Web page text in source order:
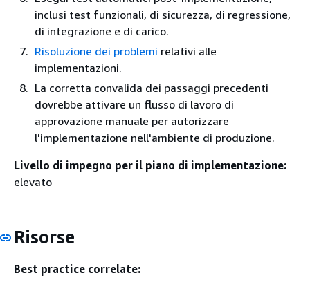
inclusi test funzionali, di sicurezza, di regressione,
di integrazione e di carico.
Risoluzione dei problemi relativi alle
implementazioni.
La corretta convalida dei passaggi precedenti
dovrebbe attivare un flusso di lavoro di
approvazione manuale per autorizzare
l'implementazione nell'ambiente di produzione.
Livello di impegno per il piano di implementazione:
elevato
Risorse
Best practice correlate: